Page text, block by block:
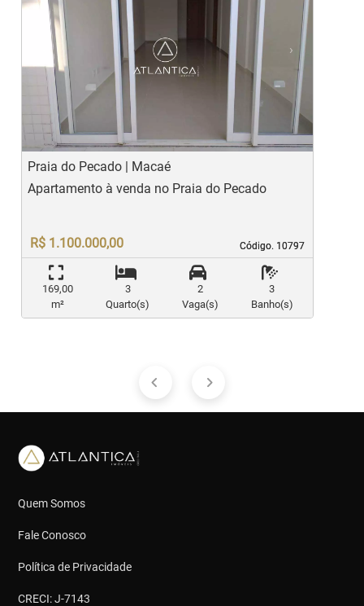
Previous
›
Next
Praia do Pecado | Macaé
Código. 10797
Código. 10797
Apartamento à venda no Praia do Pecado
R$ 1.100.000,00
169,00
m²
3
Quarto(s)
2
Vaga(s)
3
Banho(s)
Quem Somos
Fale Conosco
Política de Privacidade
CRECI: J-7143